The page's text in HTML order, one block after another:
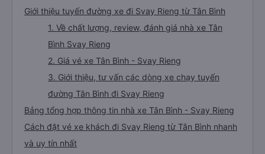
Giới thiệu tuyến đường xe đi Svay Rieng từ Tân Bình
1. Về chất lượng, review, đánh giá nhà xe Tân
Bình Svay Rieng
2. Giá vé xe Tân Bình - Svay Rieng
3. Giới thiệu, tư vấn các dòng xe chạy tuyến
đường Tân Bình đi Svay Rieng
Bảng tổng hợp thông tin nhà xe Tân Bình - Svay Rieng
Cách đặt vé xe khách đi Svay Rieng từ Tân Bình nhanh
và uy tín nhất